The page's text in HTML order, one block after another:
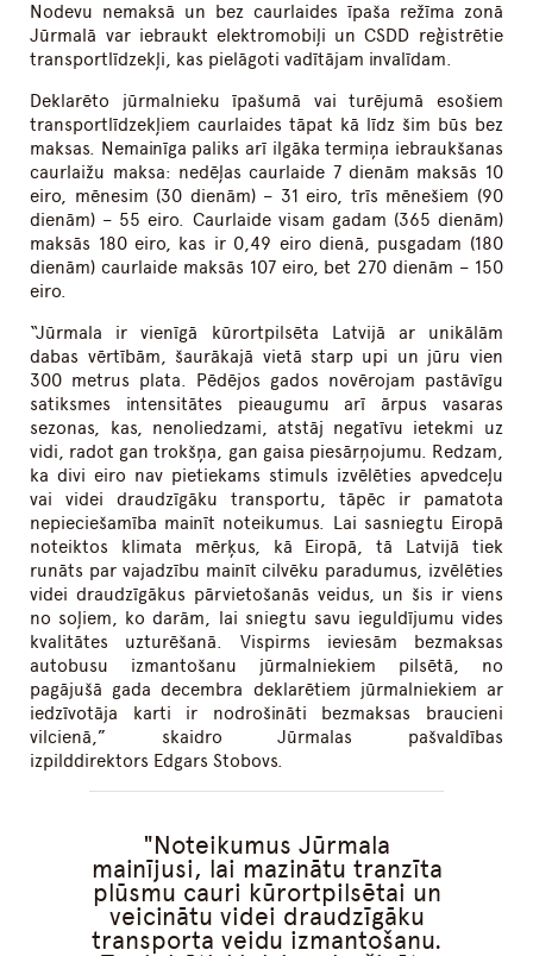
Nodevu nemaksā un bez caurlaides īpaša režīma zonā
Jūrmalā var iebraukt elektromobiļi un CSDD reģistrētie
transportlīdzekļi, kas pielāgoti vadītājam invalīdam.
Deklarēto jūrmalnieku īpašumā vai turējumā esošiem
transportlīdzekļiem caurlaides tāpat kā līdz šim būs bez
maksas. Nemainīga paliks arī ilgāka termiņa iebraukšanas
caurlaižu maksa: nedēļas caurlaide 7 dienām maksās 10
eiro, mēnesim (30 dienām) – 31 eiro, trīs mēnešiem (90
dienām) – 55 eiro. Caurlaide visam gadam (365 dienām)
maksās 180 eiro, kas ir 0,49 eiro dienā, pusgadam (180
dienām) caurlaide maksās 107 eiro, bet 270 dienām – 150
eiro.
“Jūrmala ir vienīgā kūrortpilsēta Latvijā ar unikālām
dabas vērtībām, šaurākajā vietā starp upi un jūru vien
300 metrus plata. Pēdējos gados novērojam pastāvīgu
satiksmes intensitātes pieaugumu arī ārpus vasaras
sezonas, kas, nenoliedzami, atstāj negatīvu ietekmi uz
vidi, radot gan trokšņa, gan gaisa piesārņojumu. Redzam,
ka divi eiro nav pietiekams stimuls izvēlēties apvedceļu
vai videi draudzīgāku transportu, tāpēc ir pamatota
nepieciešamība mainīt noteikumus. Lai sasniegtu Eiropā
noteiktos klimata mērķus, kā Eiropā, tā Latvijā tiek
runāts par vajadzību mainīt cilvēku paradumus, izvēlēties
videi draudzīgākus pārvietošanās veidus, un šis ir viens
no soļiem, ko darām, lai sniegtu savu ieguldījumu vides
kvalitātes uzturēšanā. Vispirms ieviesām bezmaksas
autobusu izmantošanu jūrmalniekiem pilsētā, no
pagājušā gada decembra deklarētiem jūrmalniekiem ar
iedzīvotāja karti ir nodrošināti bezmaksas braucieni
vilcienā,” skaidro Jūrmalas pašvaldības
izpilddirektors Edgars Stobovs.
Noteikumus Jūrmala
mainījusi, lai mazinātu tranzīta
plūsmu cauri kūrortpilsētai un
veicinātu videi draudzīgāku
transporta veidu izmantošanu.